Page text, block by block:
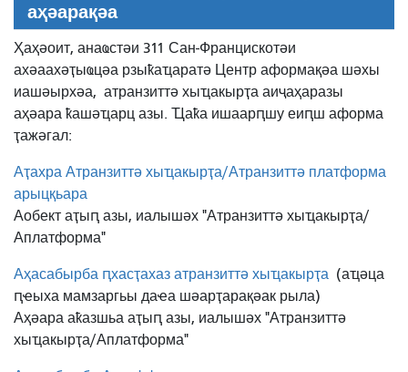
аҳәарақәа
Ҳаҳәоит, анаҩстәи 311 Сан-Францискотәи
ахәаахәҭыҩцәа рзыҟаҵаратә Центр аформақәа шәхы
иашәырхәа, атранзиттә хыҵакырҭа аиҷаҳаразы
аҳәара ҟашәҵарц азы. Ҵаҟа ишаарԥшу еиԥш аформа
ҭажәгал:
Аҭахра Атранзиттә хыҵакырҭа/Атранзиттә платформа
арыцқьара
Аобект аҭыԥ азы, иалышәх "Атранзиттә хыҵакырҭа/
Аплатформа"
Аҳасабырба ԥхасҭахаз атранзиттә хыҵакырҭа (аҵәца
ԥҽыха мамзаргьы даҽа шәарҭарақәак рыла)
Аҳәара аҟазшьа аҭыԥ азы, иалышәх "Атранзиттә
хыҵакырҭа/Аплатформа"